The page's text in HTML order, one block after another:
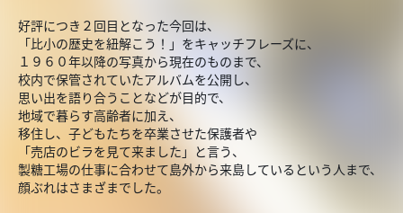
好評につき２回目となった今回は、
「比小の歴史を紐解こう！」をキャッチフレーズに、
１９６０年以降の写真から現在のものまで、
校内で保管されていたアルバムを公開し、
思い出を語り合うことなどが目的で、
地域で暮らす高齢者に加え、
移住し、子どもたちを卒業させた保護者や
「売店のビラを見て来ました」と言う、
製糖工場の仕事に合わせて島外から来島しているという人まで、
顔ぶれはさまざまでした。